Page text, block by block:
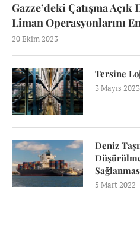
Gazze’deki Çatışma
Liman Operasyonlarını
20 Ekim 2023
Tersine
3 Mayıs 2023
Deniz
5 Mart 2022